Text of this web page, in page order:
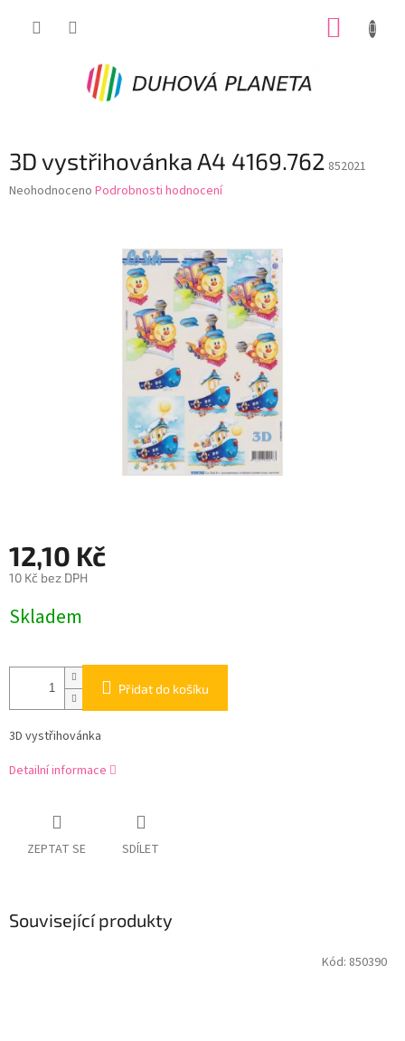
3D vystřihovánka A4 4169.762 852021
Průměrné
Neohodnoceno Podrobnosti hodnocení
12,10 Kč
10 Kč bez DPH
cena:
Skladem
Přidat do košíku
3D vystřihovánka
Detailní informace
ZEPTAT SE SDÍLET
Související produkty
Kód: 850390